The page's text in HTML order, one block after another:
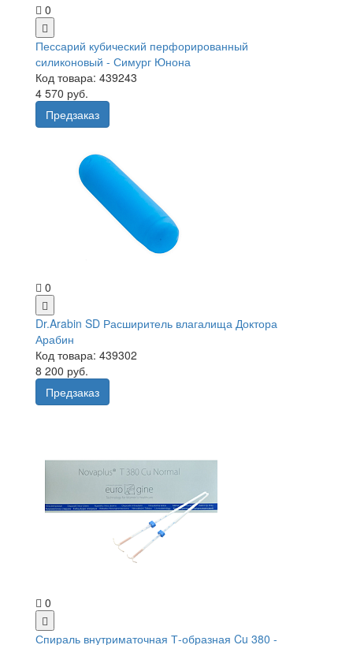
0
Пессарий кубический перфорированный
силиконовый - Симург Юнона
Код товара: 439243
4 570 руб.
Предзаказ
0
Dr.Arabin SD Расширитель влагалища Доктора
Арабин
Код товара: 439302
8 200 руб.
Предзаказ
0
Спираль внутриматочная Т-образная Cu 380 -